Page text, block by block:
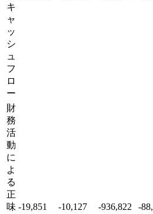
キ
ャ
ッ
シ
ュ
フ
ロ
ー
財
務
活
動
に
よ
る
正
味 -19,851 -10,127 -936,822 -